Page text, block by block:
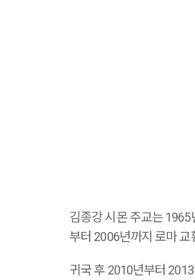
김종강 시몬 주교는 1965
부터 2006년까지 로마
귀국 후 2010년부터